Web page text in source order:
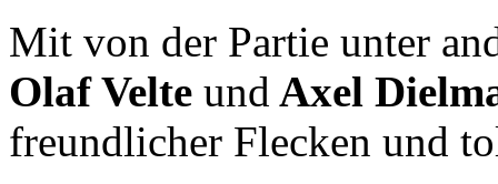
Mit von der Partie unter
Olaf Velte und Axel
freundlicher Flecken und